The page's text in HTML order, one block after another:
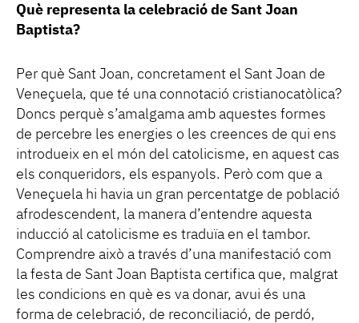
Què representa la celebració de Sant Joan
Baptista?
Per què Sant Joan, concretament el Sant Joan de
Veneçuela, que té una connotació cristianocatòlica?
Doncs perquè s’amalgama amb aquestes formes
de percebre les energies o les creences de qui ens
introdueix en el món del catolicisme, en aquest cas
els conqueridors, els espanyols. Però com que a
Veneçuela hi havia un gran percentatge de població
afrodescendent, la manera d’entendre aquesta
inducció al catolicisme es traduïa en el tambor.
Comprendre això a través d’una manifestació com
la festa de Sant Joan Baptista certifica que, malgrat
les condicions en què es va donar, avui és una
forma de celebració, de reconciliació, de perdó,